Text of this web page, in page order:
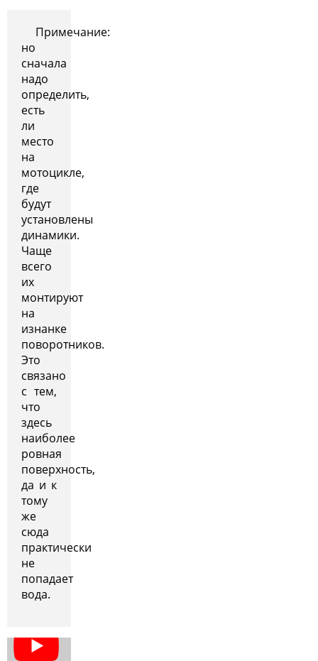
Примечание:
но
сначала
надо
определить,
есть
ли
место
на
мотоцикле,
где
будут
установлены
динамики.
Чаще
всего
их
монтируют
на
изнанке
поворотников.
Это
связано
с тем,
что
здесь
наиболее
ровная
поверхность,
да и к
тому
же
сюда
практически
не
попадает
вода.